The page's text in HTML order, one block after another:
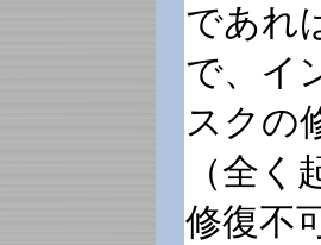
であれ
で、イ
スクの
（全
修復不